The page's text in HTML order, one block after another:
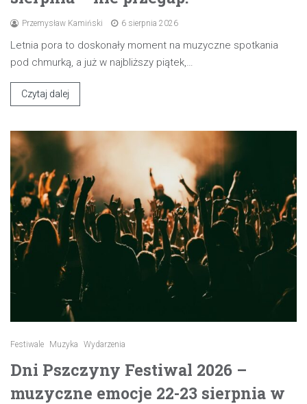
Przemysław Kamiński 6 sierpnia 2026
Letnia pora to doskonały moment na muzyczne spotkania
pod chmurką, a już w najbliższy piątek,…
Czytaj dalej
Festiwale Muzyka Wydarzenia
Dni Pszczyny Festiwal 2026 –
muzyczne emocje 22-23 sierpnia w